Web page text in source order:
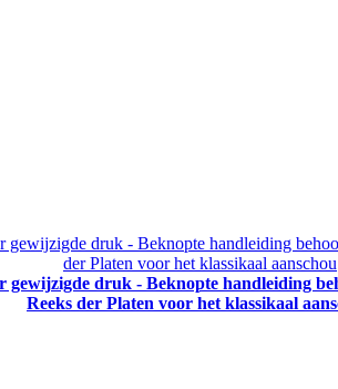
gewijzigde druk - Beknopte handleiding
Reeks der Platen voor het klassikaal